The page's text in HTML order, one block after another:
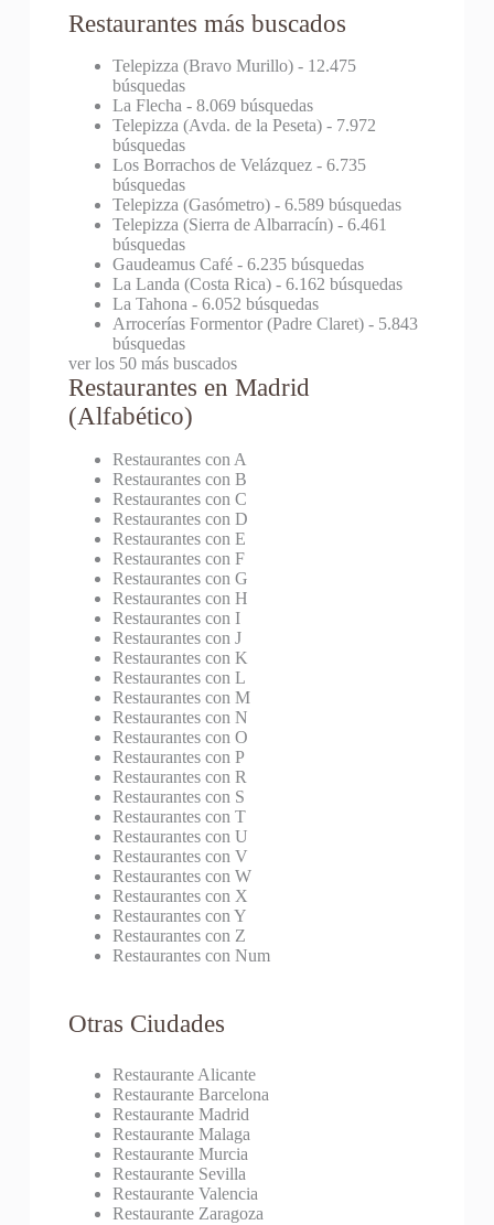
Restaurantes más buscados
Telepizza (Bravo Murillo)- 12.475
búsquedas
La Flecha - 8.069 búsquedas
Telepizza (Avda. de la Peseta)- 7.972
búsquedas
Los Borrachos de Velázquez- 6.735
búsquedas
Telepizza (Gasómetro)- 6.589 búsquedas
Telepizza (Sierra de Albarracín)- 6.461
búsquedas
Gaudeamus Café- 6.235 búsquedas
La Landa (Costa Rica)- 6.162 búsquedas
La Tahona - 6.052 búsquedas
Arrocerías Formentor (Padre Claret)- 5.843
búsquedas
ver los 50 más buscados
Restaurantes en Madrid
(Alfabético)
Restaurantes con A
Restaurantes con B
Restaurantes con C
Restaurantes con D
Restaurantes con E
Restaurantes con F
Restaurantes con G
Restaurantes con H
Restaurantes con I
Restaurantes con J
Restaurantes con K
Restaurantes con L
Restaurantes con M
Restaurantes con N
Restaurantes con O
Restaurantes con P
Restaurantes con R
Restaurantes con S
Restaurantes con T
Restaurantes con U
Restaurantes con V
Restaurantes con W
Restaurantes con X
Restaurantes con Y
Restaurantes con Z
Restaurantes con Num
Otras Ciudades
Restaurante Alicante
Restaurante Barcelona
Restaurante Madrid
Restaurante Malaga
Restaurante Murcia
Restaurante Sevilla
Restaurante Valencia
Restaurante Zaragoza